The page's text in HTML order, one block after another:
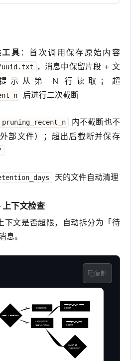
具 ：首次调用保存原始内容
，消息中保留片段 + 文
示从第 N 行读取；超
后进行二次截断
pruning_recent_n
内不截断也不
部文件）；超出后截断并保存
天的文件自动清理
下文检查
下文是否超限，自动拆分为「待
息。
复制
否
是
total > threshold?
返回全部消息
从尾部向前保留
reserve tokens
messages_to_compact
早期消息
messages_to_keep
近期消息
is_valid
工具调用对齐?